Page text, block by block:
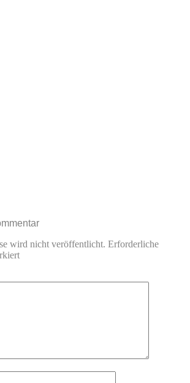
blog.de
wird nicht veröffentlicht. Erforderliche